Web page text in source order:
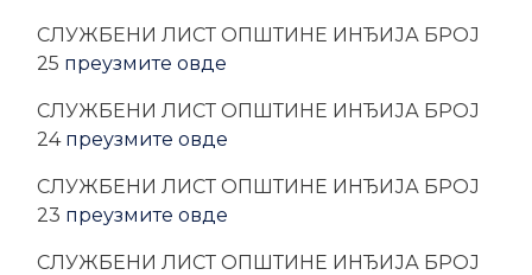
CЛУЖБЕНИ ЛИСТ ОПШТИНЕ ИНЂИЈА БРОЈ
25 преузмите овде
CЛУЖБЕНИ ЛИСТ ОПШТИНЕ ИНЂИЈА БРОЈ
24 преузмите овде
CЛУЖБЕНИ ЛИСТ ОПШТИНЕ ИНЂИЈА БРОЈ
23 преузмите овде
CЛУЖБЕНИ ЛИСТ ОПШТИНЕ ИНЂИЈА БРОЈ